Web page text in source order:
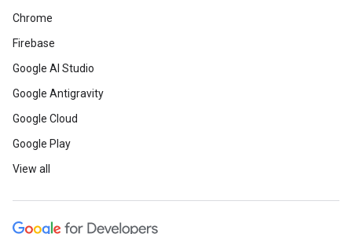
Chrome
Firebase
Google AI Studio
Google Antigravity
Google Cloud
Google Play
View all